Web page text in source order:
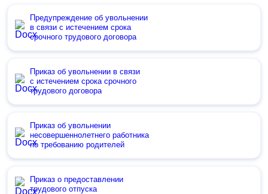
Предупреждение об увольнении
в связи с истечением срока
срочного трудового договора
Приказ об увольнении в связи
с истечением срока срочного
трудового договора
Приказ об увольнении
несовершеннолетнего работника
по требованию родителей
Приказ о предоставлении
трудового отпуска